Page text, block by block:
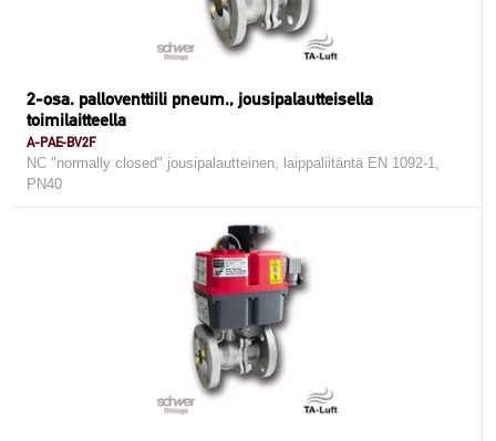
2-osa. palloventtiili pneum., jousipalautteisella
toimilaitteella
A-PAE-BV2F
NC "normally closed" jousipalautteinen, laippaliitäntä EN 1092-1,
PN40